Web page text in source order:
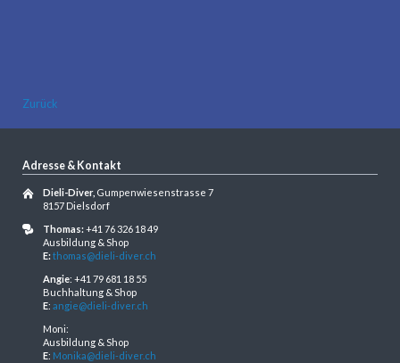
Zurück
Adresse & Kontakt
Dieli-Diver, Gumpenwiesenstrasse 7
8157 Dielsdorf
Thomas:+41 76 326 18 49
Ausbildung & Shop
E:thomas@dieli-diver.ch
Angie: +41 79 681 18 55
Buchhaltung & Shop
E: angie@dieli-diver.ch
Moni:
Ausbildung & Shop
E: Monika@dieli-diver.ch